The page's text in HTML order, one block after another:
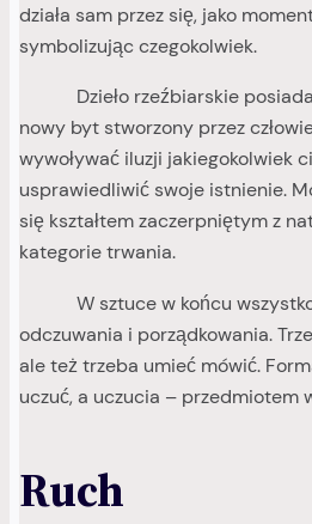
działa sam przez się, jako
symbolizując czegokolwiek.
Dzieło rzeźbiarskie posiada
nowy byt stworzony przez
wywoływać iluzji jakiegokolwiek
usprawiedliwić swoje istnienie.
się kształtem zaczerpniętym z
kategorie trwania.
W sztuce w końcu wszystko
odczuwania i porządkowania.
ale też trzeba umieć mówić.
uczuć, a uczucia – przedmiotem
Ruch